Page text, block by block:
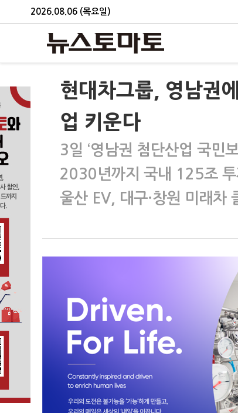
2026.08.06 (목요일)
현대차그룹, 영남권
업 키운다
3일 ‘영남권 첨단산업 국민보
2030년까지 국내 125조 투
울산 EV, 대구·창원 미래차